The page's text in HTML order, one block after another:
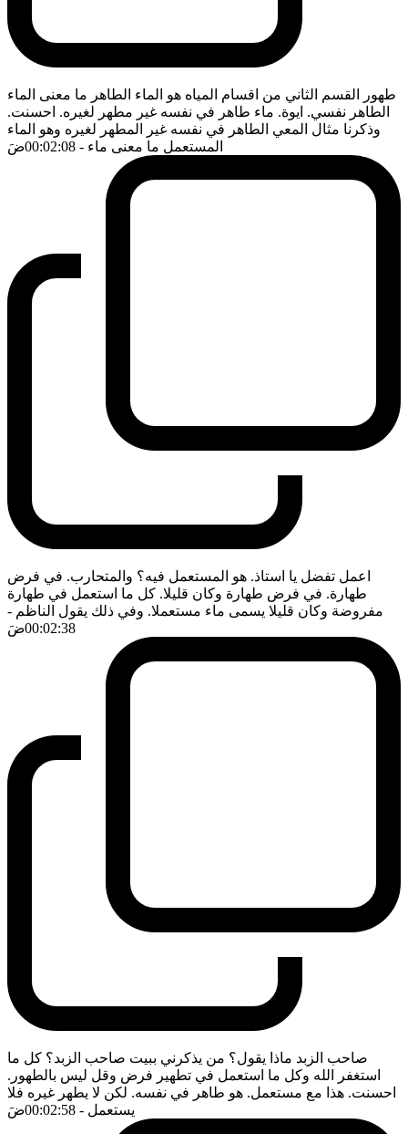
طهور القسم الثاني من اقسام المياه هو الماء الطاهر ما معنى الماء
الطاهر نفسي. ايوة. ماء طاهر في نفسه غير مطهر لغيره. احسنت.
وذكرنا مثال المعي الطاهر في نفسه غير المطهر لغيره وهو الماء
المستعمل ما معنى ماء - 00:02:08 ضَ
اعمل تفضل يا استاذ. هو المستعمل فيه؟ والمتحارب. في فرض
طهارة. في فرض طهارة وكان قليلا. كل ما استعمل في طهارة
مفروضة وكان قليلا يسمى ماء مستعملا. وفي ذلك يقول الناظم -
00:02:38ضَ
صاحب الزبد ماذا يقول؟ من يذكرني ببيت صاحب الزبد؟ كل ما
استغفر الله وكل ما استعمل في تطهير فرض وقل ليس بالطهور.
احسنت. هذا مع مستعمل. هو طاهر في نفسه. لكن لا يطهر غيره فلا
يستعمل - 00:02:58 ضَ